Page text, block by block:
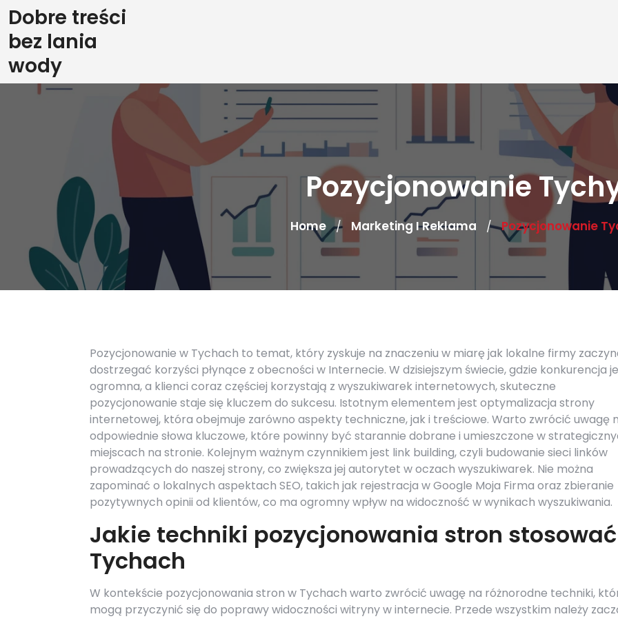
Skip
to
content
Dobre treści
bez lania
wody
Pozycjonowanie
Home / Marketing I Reklama / Pozycjonowanie
Pozycjonowanie w Tychach to temat, który zyskuje na znaczeniu w miarę jak lokalne firmy
dostrzegać korzyści płynące z obecności w Internecie. W dzisiejszym świecie, gdzie konkurencja
ogromna, a klienci coraz częściej korzystają z wyszukiwarek internetowych, skuteczne
pozycjonowanie staje się kluczem do sukcesu. Istotnym elementem jest optymalizacja strony
internetowej, która obejmuje zarówno aspekty techniczne, jak i treściowe. Warto zwrócić uwagę
odpowiednie słowa kluczowe, które powinny być starannie dobrane i umieszczone w
miejscach na stronie. Kolejnym ważnym czynnikiem jest link building, czyli budowanie sieci linków
prowadzących do naszej strony, co zwiększa jej autorytet w oczach wyszukiwarek. Nie można
zapominać o lokalnych aspektach SEO, takich jak rejestracja w Google Moja Firma oraz zbieranie
pozytywnych opinii od klientów, co ma ogromny wpływ na widoczność w wynikach wyszukiwania.
Jakie techniki pozycjonowania stron
Tychach
W kontekście pozycjonowania stron w Tychach warto zwrócić uwagę na różnorodne techniki,
mogą przyczynić się do poprawy widoczności witryny w internecie. Przede wszystkim należy